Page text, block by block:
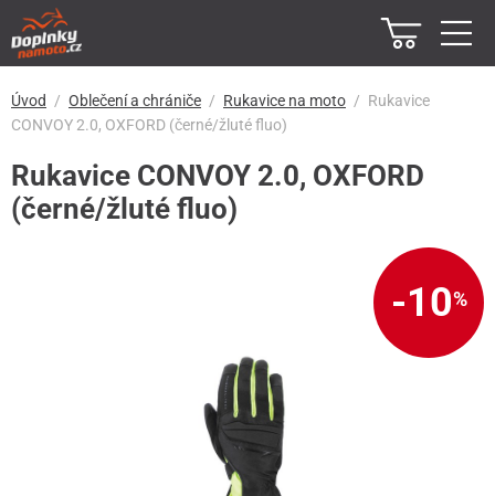
Úvod Oblečení a chrániče Rukavice na moto
Rukavice
CONVOY 2.0, OXFORD (černé/žluté fluo)
Rukavice CONVOY 2.0, OXFORD
(černé/žluté fluo)
-10%